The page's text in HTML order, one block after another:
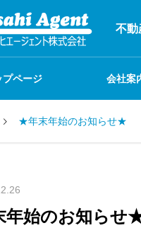
不動
プページ 会社案
★年末年始のお知らせ★
始のお知らせ